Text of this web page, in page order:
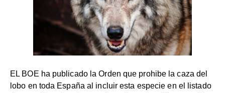
EL BOE ha publicado la Orden que prohibe la caza del
lobo en toda España al incluir esta especie en el listado